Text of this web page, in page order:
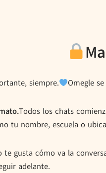
siempre. Omegle
Todos los chats
tu nombre, escuela o
te gusta cómo va la
adelante.